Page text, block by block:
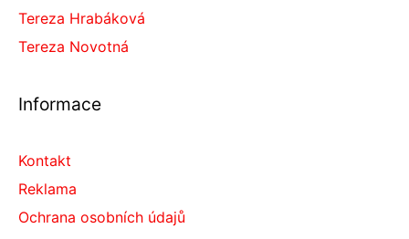
Tereza Hrabáková
Tereza Novotná
Informace
Kontakt
Reklama
Ochrana osobních údajů